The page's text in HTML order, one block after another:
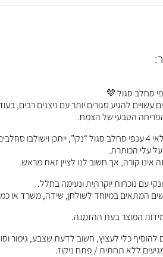
להגיע סגורים יותר עם ניצנים רבים,
הטבעי של הצמח.
במידה ואין במלאי 4 ענפי סחלב סגול “נקי”, ייתכן
עלי הכותרת.
אינו קורה, אך חשוב לנו לציין זאת מראש.
עם נוכחות יוקרתית ונעימה בחלל.
המתאים במיוחד לשולחן, שידה, משרד או
המוצר בעת ההזמנה.
כלי לעציץ, חשוב לדעת שצבע, גימור
ללא תחתית / פתח ניקוז.